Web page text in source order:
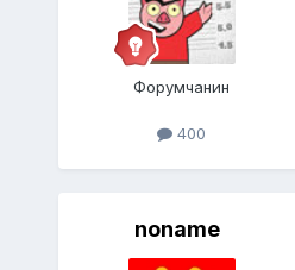
Форумчанин
400
noname